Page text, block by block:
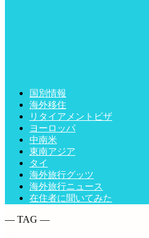
国別情報
海外移住
リタイアメントビザ
ヨーロッパ
中南米
東南アジア
タイ
海外旅行グッツ
海外旅行ニュース
在住者に聞いてみた
― TAG ―